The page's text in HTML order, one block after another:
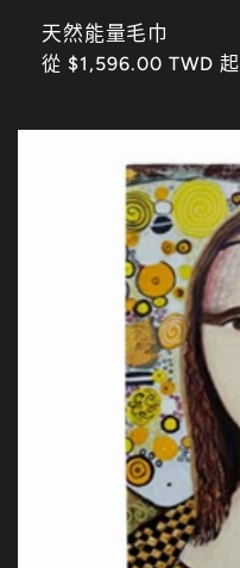
天然能量毛巾
定
從 $1,596.00 TWD 起